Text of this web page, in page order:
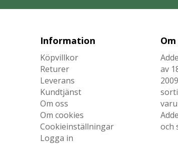
Information
Köpvillkor
Returer
Leverans
Kundtjänst
Om oss
Om cookies
Cookieinställningar
Logga in
av
och